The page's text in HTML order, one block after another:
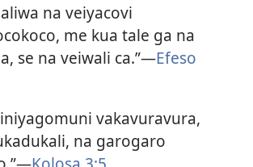
na veiyacovi
me kua tale ga na
se na veiwali ca.”​—Efeso
vakavuravura,
na garogaro